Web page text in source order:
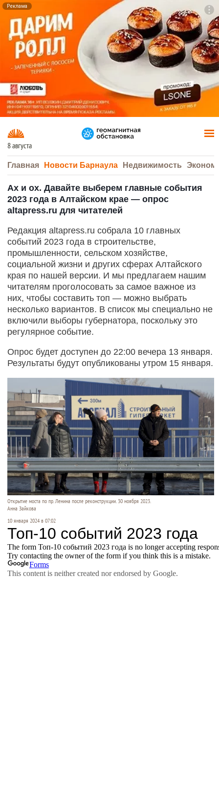
Реклама
8 августа
Главная Новости Барнаула Недвижимость
Ах и ох. Давайте выберем главные события
2023 года в Алтайском крае — опрос
altapress.ru для читателей
Редакция altapress.ru собрала 10 главных
событий 2023 года в строительстве,
промышленности, сельском хозяйстве,
социальной жизни и других сферах Алтайского
края по нашей версии. И мы предлагаем нашим
читателям проголосовать за самое важное из
них, чтобы составить топ — можно выбрать
несколько вариантов. В список мы специально не
включили выборы губернатора, поскольку это
регулярное событие.
Опрос будет доступен до 22:00 вечера 13 января.
Результаты будут опубликованы утром 15 января.
Открытие моста по пр. Ленина после реконструкции. 30 ноября 2023.
Анна Зайкова
10 января 2024 в 07:02